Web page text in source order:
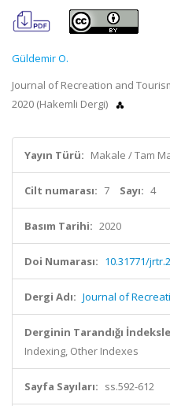
Güldemir O.
Journal of Recreation and
2020 (Hakemli Dergi)
Yayın Türü: Makale / Tam
Cilt numarası: 7 Sayı: 4
Basım Tarihi: 2020
Doi Numarası: 10.31771/
Dergi Adı: Journal of
Derginin Tarandığı
Indexing, Other Indexes
Sayfa Sayıları: ss.592-612